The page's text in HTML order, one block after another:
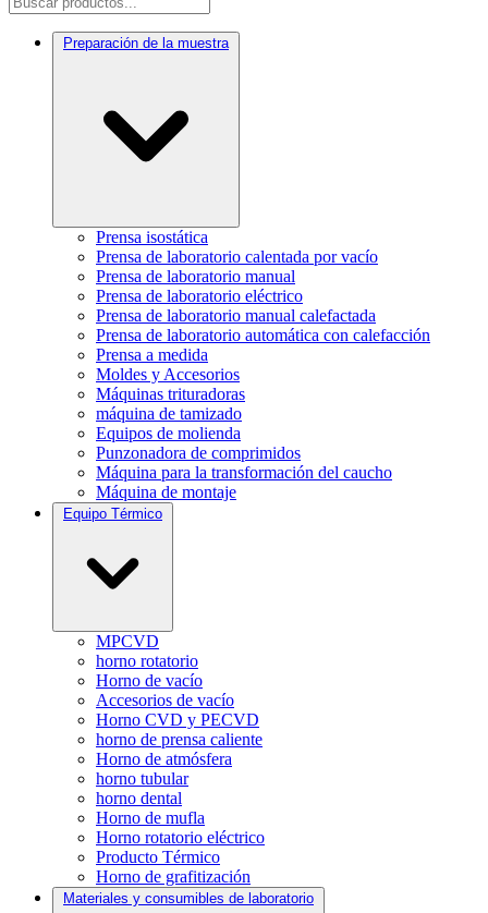
Preparación de la muestra
Prensa isostática
Prensa de laboratorio calentada por vacío
Prensa de laboratorio manual
Prensa de laboratorio eléctrico
Prensa de laboratorio manual calefactada
Prensa de laboratorio automática con calefacción
Prensa a medida
Moldes y Accesorios
Máquinas trituradoras
máquina de tamizado
Equipos de molienda
Punzonadora de comprimidos
Máquina para la transformación del caucho
Máquina de montaje
Equipo Térmico
MPCVD
horno rotatorio
Horno de vacío
Accesorios de vacío
Horno CVD y PECVD
horno de prensa caliente
Horno de atmósfera
horno tubular
horno dental
Horno de mufla
Horno rotatorio eléctrico
Producto Térmico
Horno de grafitización
Materiales y consumibles de laboratorio